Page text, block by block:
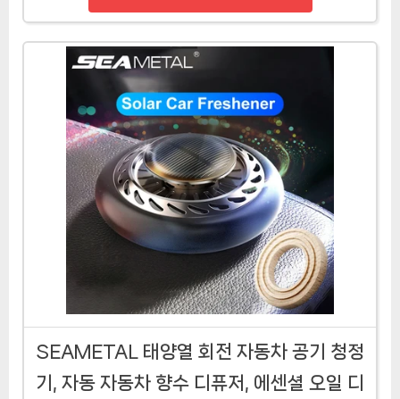
SEAMETAL 태양열 회전 자동차 공기 청정
기, 자동 자동차 향수 디퓨저, 에센셜 오일 디